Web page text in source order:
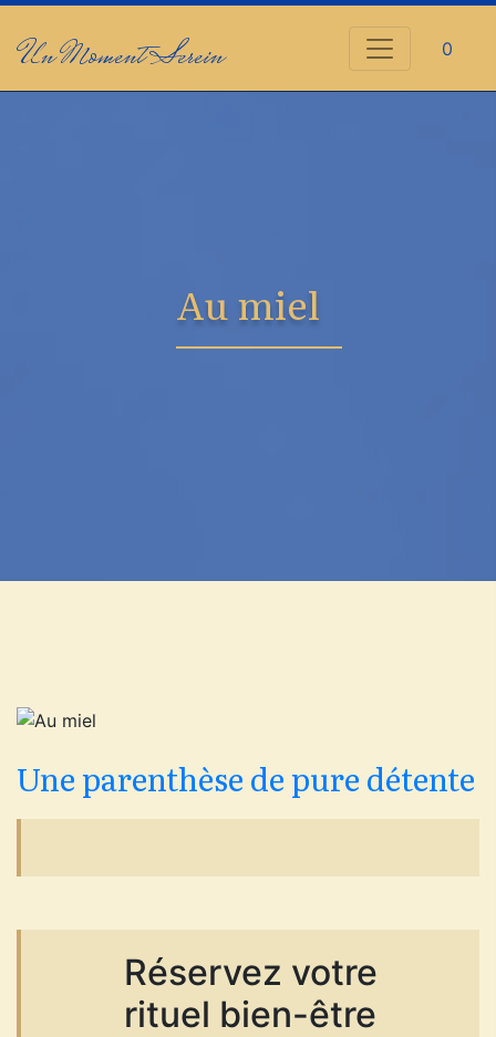
Un Moment Serein 0
Au miel
Une parenthèse de pure détente
Réservez votre
rituel bien-être